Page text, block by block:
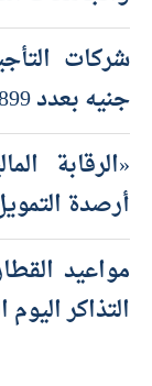
جنيه بعدد 899 عقد خلال 5 أشهر
أرصدة
مواعيد
التذاكر اليوم